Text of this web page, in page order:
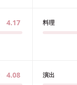
4.17 料理
4.08 演出